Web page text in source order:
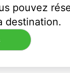
pouvez
destination.